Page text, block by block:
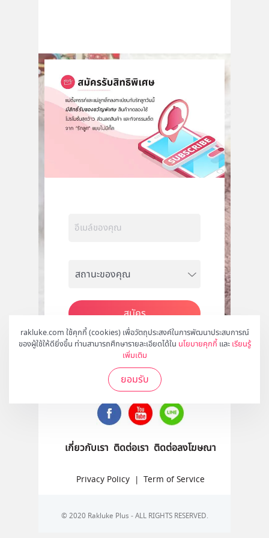
rakluke.com ใช้คุกกี้ (cookies) เพื่อวัตถุประสงค์ในการพัฒนาประสบการณ์
ของผู้ใช้ให้ดียิ่งขึ้น ท่านสามารถศึกษารายละเอียดได้ใน นโยบายคุกกี้ และ เรียนรู้
เพิ่มเติม
ยอมรับ
สมัคร
ติดตามเราได้ที่
เกี่ยวกับเรา ติดต่อเรา ติดต่อลงโฆษณา
Privacy Policy | Term of Service
© 2020 Rakluke Plus - ALL RIGHTS RESERVED.